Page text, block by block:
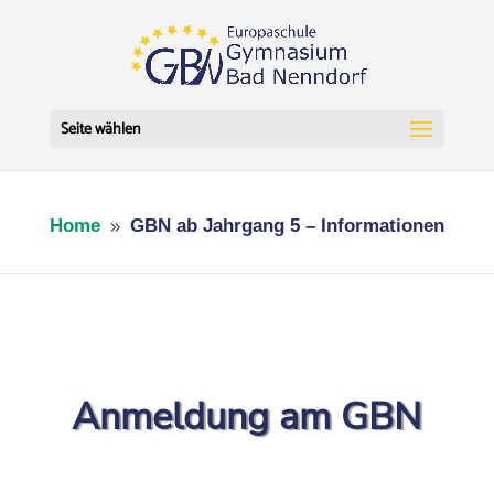
Seite wählen
Home 9 GBN ab Jahrgang 5 – Informationen
Anmeldung am GBN